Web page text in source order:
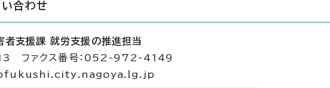
い合わせ
支援課 就労支援の推進担当
ファクス番号：052-972-4149